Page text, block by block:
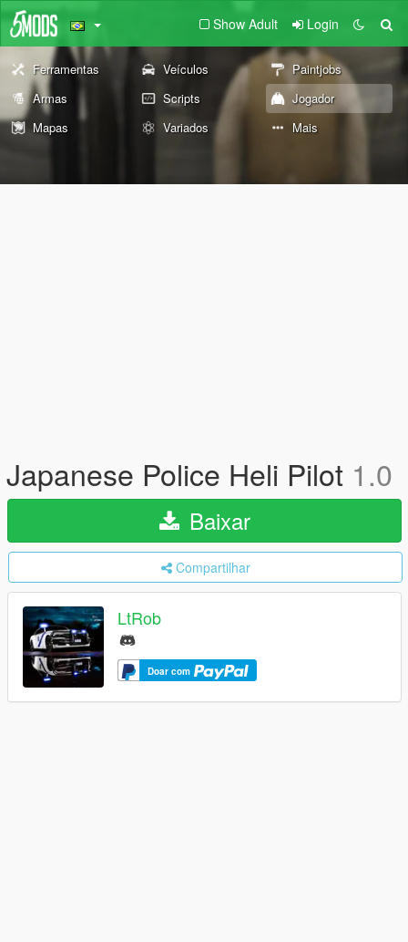
Show Adult Login
Ferramentas Veículos
Paintjobs
Armas
Scripts
Jogador
Mapas
Variados Mais
Japanese Police Heli Pilot 1.0
Baixar
Compartilhar
LtRob
Doar com